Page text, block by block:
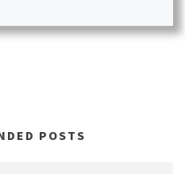
POSTS